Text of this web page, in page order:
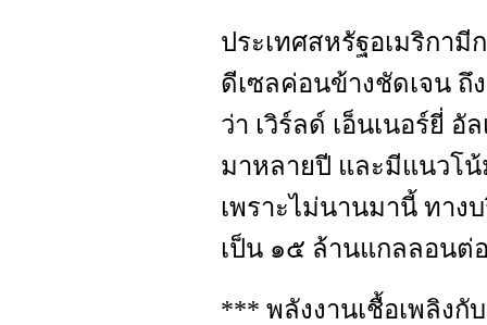
ประเทศสหรัฐอเมริกามี
ดีเซลค่อนข้างชัดเจน
ว่า เวิร์ลด์ เอ็นเนอร์ยี่
มาหลายปี และมีแนวโ
เพราะไม่นานมานี้ ทาง
เป็น ๑๕ ล้านแกลลอนต่
*** พลังงานเชื้อเพลิงกั